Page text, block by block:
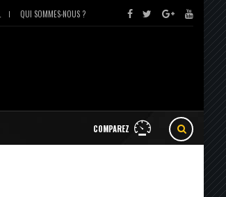
QUI SOMMES-NOUS ?
COMPAREZ